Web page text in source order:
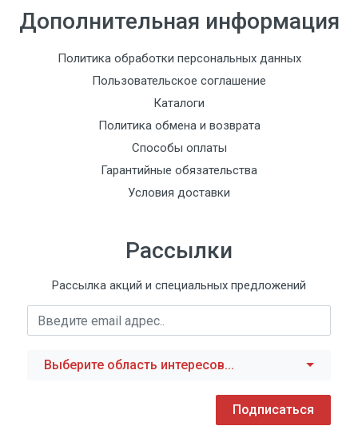
Дополнительная информация
Политика обработки персональных данных
Пользовательское соглашение
Каталоги
Политика обмена и возврата
Способы оплаты
Гарантийные обязательства
Условия доставки
Рассылки
Рассылка акций и специальных предложений
Выберите область интересов...
Подписаться